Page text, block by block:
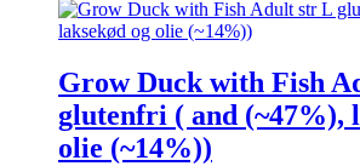
Grow Duck with Fish
glutenfri ( and (~47%),
olie (~14%))